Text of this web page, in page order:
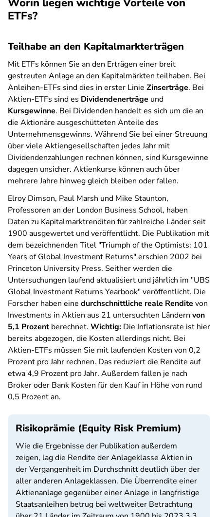
Worin liegen wichtige Vorteile von
ETFs?
Teilhabe an den Kapitalmarkterträgen
Mit ETFs können Sie an den Erträgen einer breit
gestreuten Anlage an den Kapitalmärkten teilhaben. Bei
Anleihen-ETFs sind dies in erster Linie Zinserträge. Bei
Aktien-ETFs sind es Dividendenerträge und
Kursgewinne. Bei Dividenden handelt es sich um die an
die Aktionäre ausgeschütteten Anteile des
Unternehmensgewinns. Während Sie bei einer Streuung
über viele Aktiengesellschaften jedes Jahr mit
Dividendenzahlungen rechnen können, sind Kursgewinne
dagegen unsicher. Aktienkurse können auch über
mehrere Jahre hinweg gleich bleiben oder fallen.
Elroy Dimson, Paul Marsh und Mike Staunton,
Professoren an der London Business School, haben
Daten zu Kapitalmarktrenditen für zahlreiche Länder seit
1900 ausgewertet und veröffentlicht. Die Publikation mit
dem bezeichnenden Titel "Triumph of the Optimists: 101
Years of Global Investment Returns" erschien 2002 bei
Princeton University Press. Seither werden die
Untersuchungen laufend aktualisiert und jährlich im "UBS
Global Investment Returns Yearbook" veröffentlicht. Die
Forscher haben eine durchschnittliche reale Rendite von
Investments in Aktien aus 21 untersuchten Ländern von
5,1 Prozentberechnet. Wichtig: Die Inflationsrate ist hier
bereits abgezogen, die Kosten allerdings nicht. Bei
Aktien-ETFs müssen Sie mit laufenden Kosten von 0,2
Prozent pro Jahr rechnen. Das reduziert die Rendite auf
etwa 4,9 Prozent pro Jahr. Außerdem fallen je nach
Broker oder Bank Kosten für den Kauf in Höhe von rund
0,5 Prozent an.
Risikoprämie (Equity Risk Premium)
Wie die Ergebnisse der Publikation außerdem
zeigen, lag die Rendite der Anlageklasse Aktien in
der Vergangenheit im Durchschnitt deutlich über der
aller anderen Anlageklassen. Die Überrendite einer
Aktienanlage gegenüber einer Anlage in langfristige
Staatsanleihen betrug bei weltweiter Betrachtung